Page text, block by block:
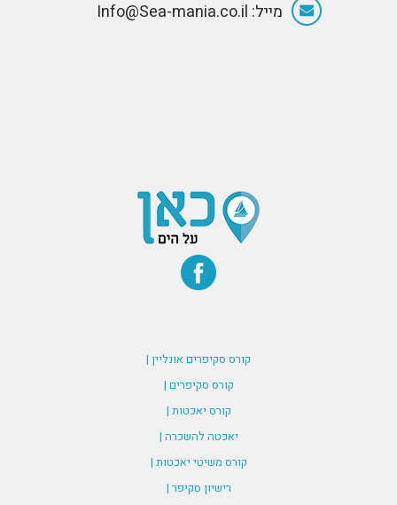
מייל: Info@Sea-mania.co.il
קורס סקיפרים אונליין |
קורס סקיפרים |
קורס יאכטות |
יאכטה להשכרה |
קורס משיטי יאכטות |
רישיון סקיפר |